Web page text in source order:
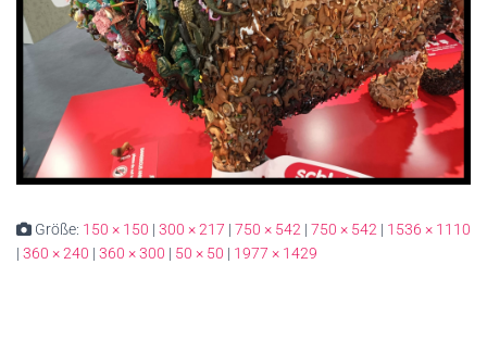
Größe: 150 × 150 | 300 × 217 | 750 × 542 | 750 × 542 | 1536 × 1110
| 360 × 240 | 360 × 300 | 50 × 50 | 1977 × 1429